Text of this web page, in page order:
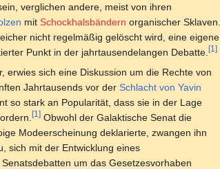
verglichen andere, meist von ihren
mit Schockhalsbändern organischer Sklaven.
nicht regelmäßig gelöscht wird, eine eigene
Punkt in der jahrtausendelangen Debatte. [1]
erwies sich eine Diskussion um die Rechte von
Jahrtausends vor der Schlacht von Yavin
so stark an Popularität, dass sie in der Lage
[1] Obwohl der Galaktische Senat die
Modeerscheinung deklarierte, zwangen ihn
sich mit der Entwicklung eines
um das Gesetzesvorhaben